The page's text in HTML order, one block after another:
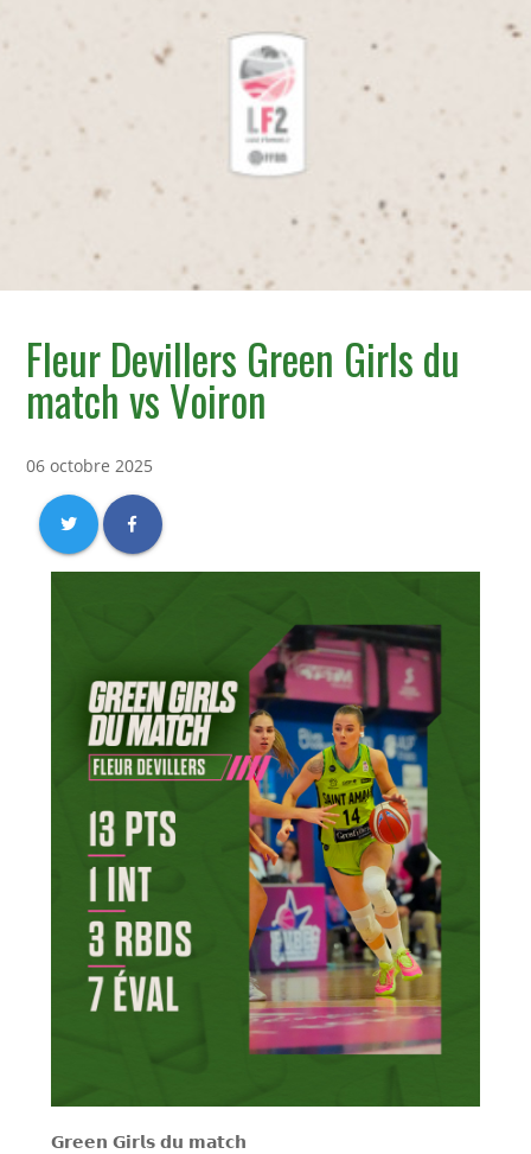
Fleur Devillers Green Girls du
match vs Voiron
06 octobre 2025
𝗚𝗿𝗲𝗲𝗻 𝗚𝗶𝗿𝗹𝘀 𝗱𝘂 𝗺𝗮𝘁𝗰𝗵